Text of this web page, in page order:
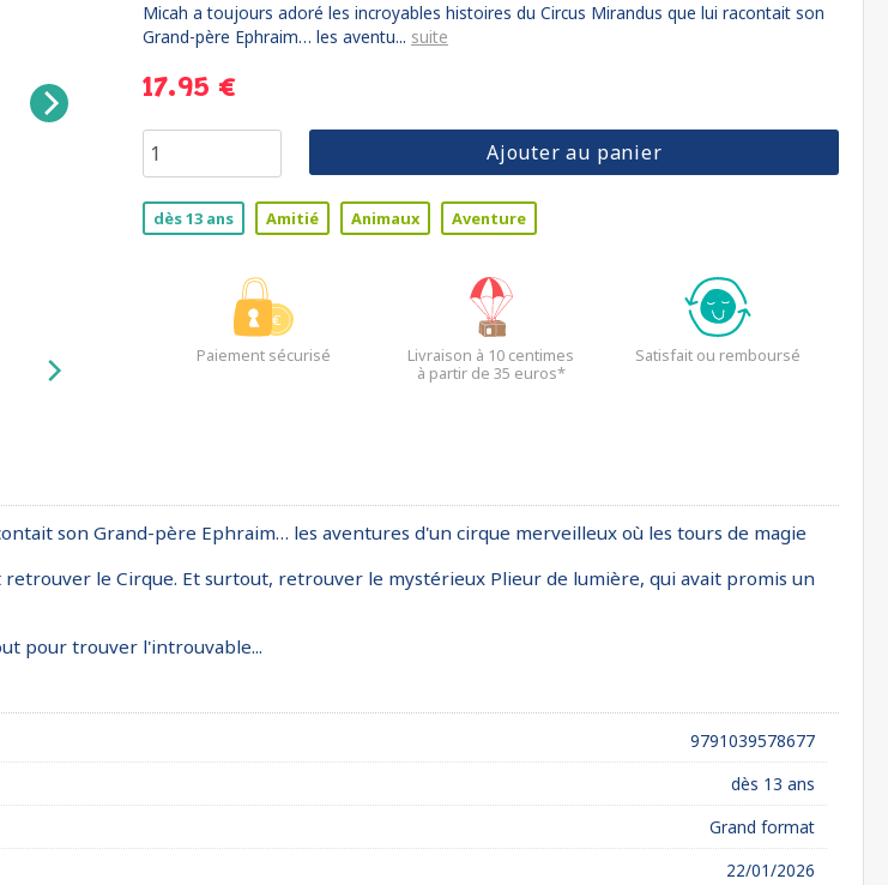
Micah a toujours adoré les incroyables histoires du Circus Mirandus que lui racontait son
Grand-père Ephraim… les aventu... suite
17.95 €
Ajouter au panier
dès 13 ans Amitié Animaux Aventure
Paiement sécurisé
Livraison à 10 centimes
à partir de 35 euros*
Satisfait ou remboursé
son Grand-père Ephraim… les aventures d'un cirque merveilleux où les tours de magie
le Cirque. Et surtout, retrouver le mystérieux Plieur de lumière, qui avait promis un
pour trouver l'introuvable...
9791039578677
dès 13 ans
Grand format
22/01/2026